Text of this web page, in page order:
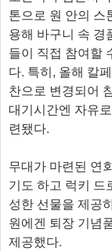
톤으로 원 안의 스
용해 바구니 속 경
들이 직접 참여할
다. 특히, 올해 칼
찬으로 변경되어
대기시간엔 자유
련됐다.
무대가 마련된 연
기도 하고 럭키 드
성한 선물을 제공
원에겐 퇴장 기념
제공했다.